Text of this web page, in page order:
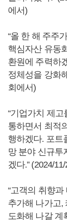
에서)
“올 한 해 주주
핵심자산 유동
환원에 주력하
정체성을 강화
회에서)
“기업가치 제
통하면서 최적
행하겠다. 포트
망 분야 신규투
겠다.” (2024/
“고객의 취향
추가해 나가고,
도화해 나갈 계